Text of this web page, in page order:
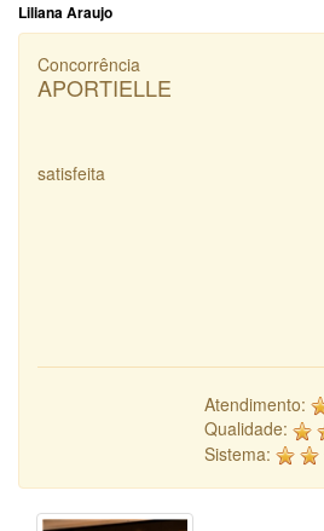
Liliana Araujo
Concorrência
APORTIELLE
satisfeita
Atendimento:
Qualidade:
Sistema: